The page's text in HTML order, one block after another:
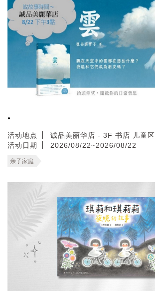
.
活动地点
诚品美丽华店 - 3F 书店 儿童区
活动日期
2026/08/22~2026/08/22
亲子家庭